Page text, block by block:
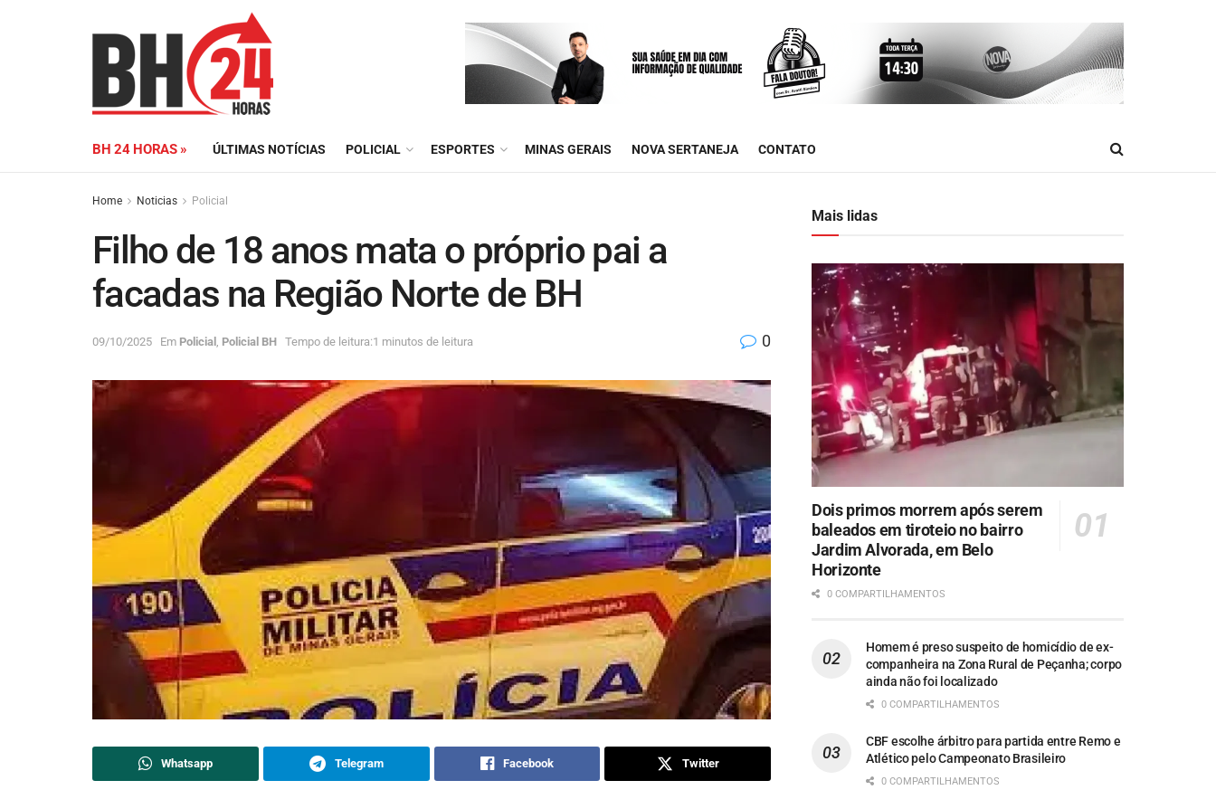
BH 24 HORAS » ÚLTIMAS NOTÍCIAS POLICIAL ESPORTES MINAS GERAIS NOVA SERTANEJA CONTATO
Home Noticias Policial
Filho de 18 anos mata o próprio pai a
facadas na Região Norte de BH
09/10/2025 Em Policial Policial BH Tempo de leitura:1 minutos de leitura 0
Whatsapp Telegram Facebook Twitter
Mais lidas
Dois primos morrem após serem
baleados em tiroteio no bairro
Jardim Alvorada, em Belo
Horizonte
0 COMPARTILHAMENTOS
Homem é preso suspeito de homicídio de ex-
companheira na Zona Rural de Peçanha; corpo
ainda não foi localizado
0 COMPARTILHAMENTOS
CBF escolhe árbitro para partida entre Remo e
Atlético pelo Campeonato Brasileiro
0 COMPARTILHAMENTOS